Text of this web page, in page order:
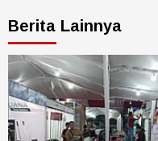
Berita Lainnya